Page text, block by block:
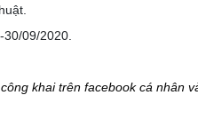
09/2020.
khai trên facebook cá nhân